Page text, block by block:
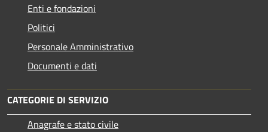
Enti e fondazioni
Politici
Personale Amministrativo
Documenti e dati
CATEGORIE DI SERVIZIO
Anagrafe e stato civile